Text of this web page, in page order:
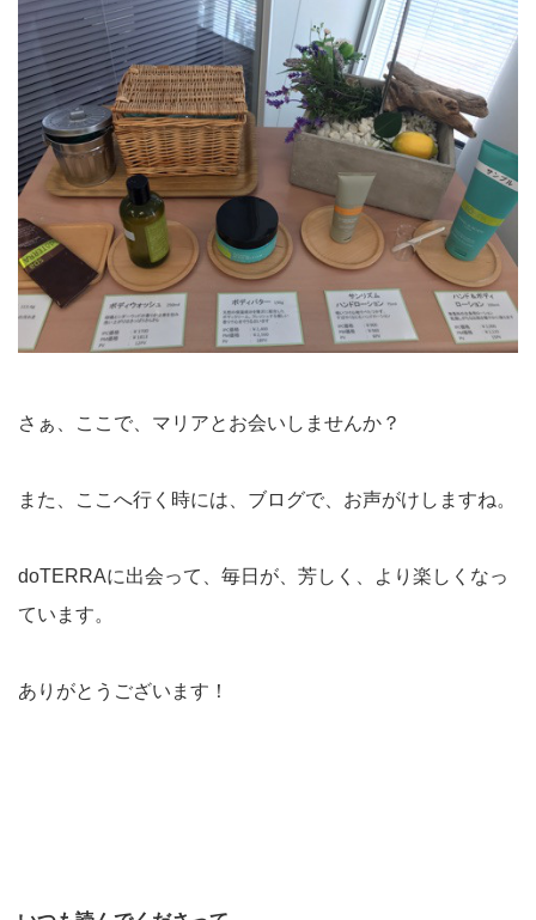
さぁ、ここで、マリアとお会いしませんか？
また、ここへ行く時には、ブログで、お声がけしますね。
doTERRAに出会って、毎日が、芳しく、より楽しくなっ
ています。
ありがとうございます！